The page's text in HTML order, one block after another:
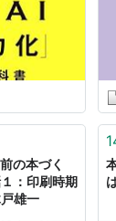
の本づく
：印刷時期
雄一